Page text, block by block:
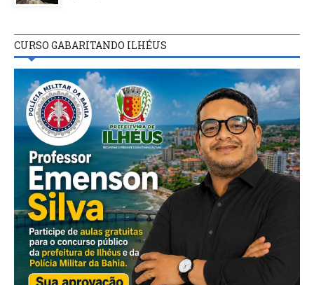
CURSO GABARITANDO ILHÉUS